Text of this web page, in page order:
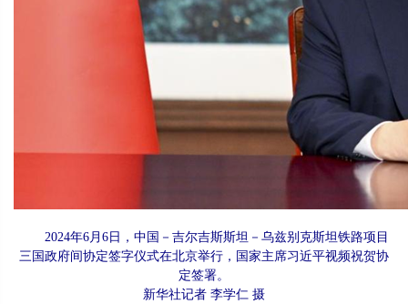
2024年6月6日，中国－吉尔吉斯斯坦－乌兹别克斯坦铁路项目
三国政府间协定签字仪式在北京举行，国家主席习近平视频祝贺协
定签署。
新华社记者 李学仁 摄